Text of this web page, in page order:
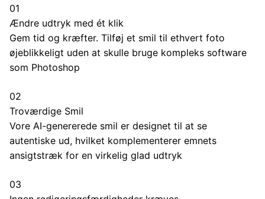
01
Ændre udtryk med ét klik
Gem tid og kræfter. Tilføj et smil til ethvert foto
øjeblikkeligt uden at skulle bruge kompleks software
som Photoshop
02
Troværdige Smil
Vore AI-genererede smil er designet til at se
autentiske ud, hvilket komplementerer emnets
ansigtstræk for en virkelig glad udtryk
03